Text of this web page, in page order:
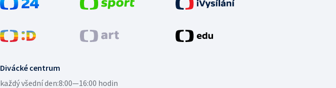
Divácké centrum
každý všední den:8:00—16:00 hodin